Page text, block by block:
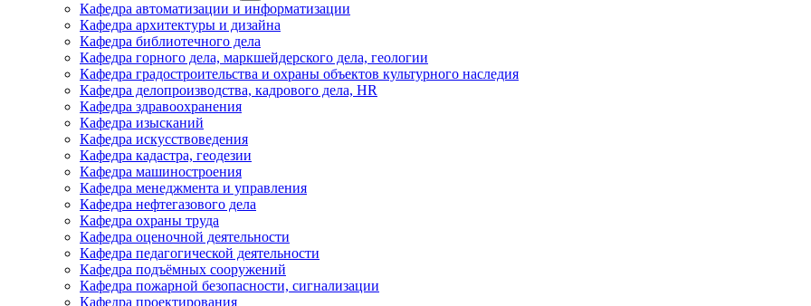
Кафедра автоматизации и информатизации
Кафедра архитектуры и дизайна
Кафедра библиотечного дела
Кафедра горного дела, маркшейдерского дела, геологии
Кафедра градостроительства и охраны объектов культурного наследия
Кафедра делопроизводства, кадрового дела, HR
Кафедра здравоохранения
Кафедра изысканий
Кафедра искусствоведения
Кафедра кадастра, геодезии
Кафедра машиностроения
Кафедра менеджмента и управления
Кафедра нефтегазового дела
Кафедра охраны труда
Кафедра оценочной деятельности
Кафедра педагогической деятельности
Кафедра подъёмных сооружений
Кафедра пожарной безопасности, сигнализации
Кафедра проектирования